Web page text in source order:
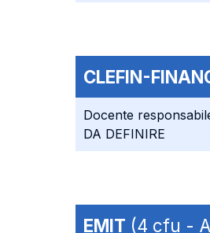
CLEFIN-
Docente
DA DEFINIRE
EMIT (4 cfu -